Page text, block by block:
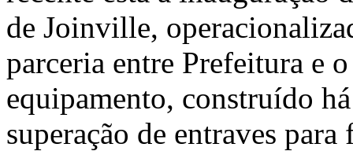
de Joinville,
parceria entre Prefeitura e
equipamento, construído
superação de entraves